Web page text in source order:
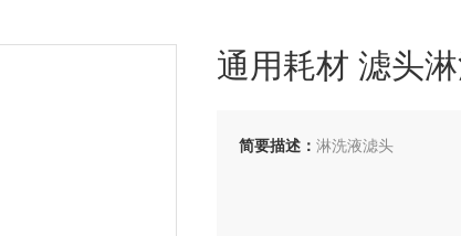
通用耗材 滤头
简要描述： 淋洗液滤头